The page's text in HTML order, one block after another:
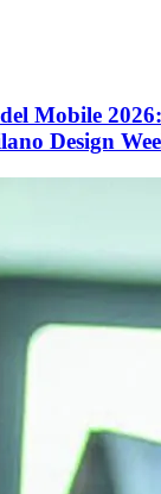
Mobile
Design